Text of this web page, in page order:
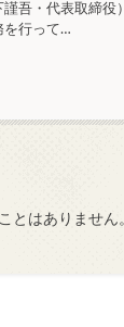
吾・代表取締役
を行って…
とはありません